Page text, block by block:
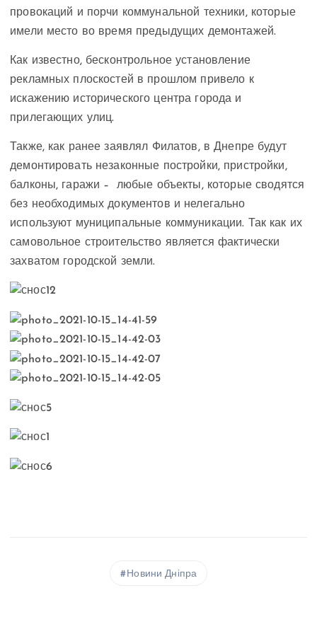
провокаций и порчи коммунальной техники, которые
имели место во время предыдущих демонтажей.
Как известно, бесконтрольное установление
рекламных плоскостей в прошлом привело к
искажению исторического центра города и
прилегающих улиц.
Также, как ранее заявлял Филатов, в Днепре будут
демонтировать незаконные постройки, пристройки,
балконы, гаражи – любые объекты, которые сводятся
без необходимых документов и нелегально
используют муниципальные коммуникации. Так как их
самовольное строительство является фактически
захватом городской земли.
Новини Дніпра